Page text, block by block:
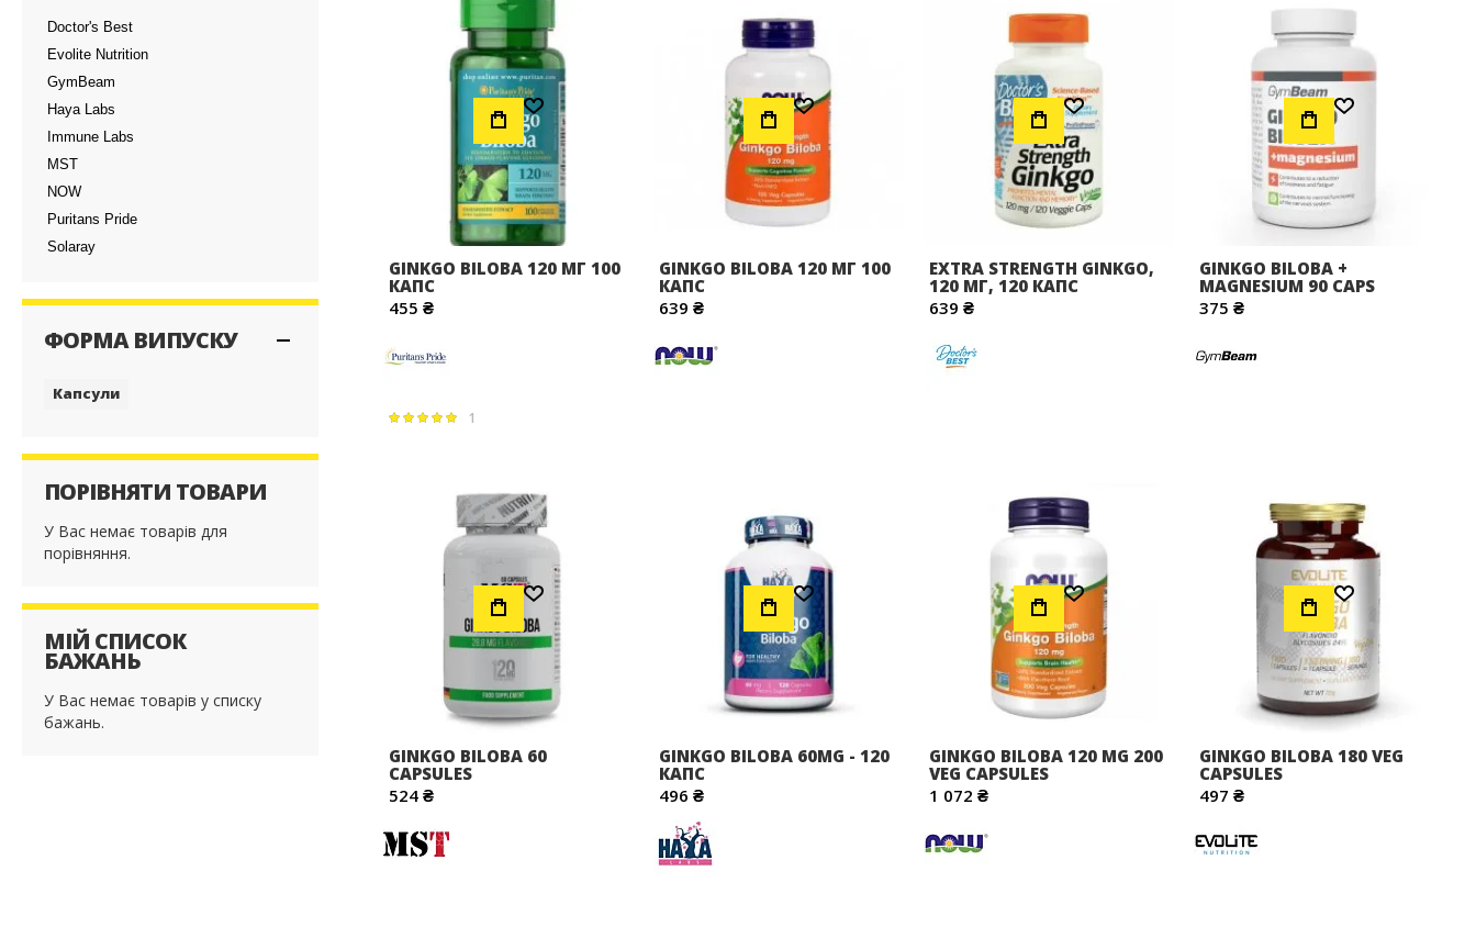
Додати до Списку Бажань
GINKGO BILOBA 120 МГ 100
КАПС
455 ₴
Рейтинг: 1
Додати до Списку Бажань
GINKGO BILOBA 120 МГ 100
КАПС
639 ₴
Додати до Списку Бажань
EXTRA STRENGTH GINKGO,
120 МГ, 120 КАПС
639 ₴
Додати до Списку Бажань
GINKGO BILOBA +
MAGNESIUM 90 CAPS
375 ₴
Додати до Списку Бажань
GINKGO BILOBA 60
CAPSULES
524 ₴
Додати до Списку Бажань
GINKGO BILOBA 60MG - 120
КАПС
496 ₴
Додати до Списку Бажань
GINKGO BILOBA 120 MG 200
VEG CAPSULES
1 072 ₴
Додати до Списку Бажань
GINKGO BILOBA 180 VEG
CAPSULES
497 ₴
Doctor's Best
Evolite Nutrition
GymBeam
Haya Labs
Immune Labs
MST
NOW
Puritans Pride
Solaray
ФОРМА ВИПУСКУ
Капсули
ПОРІВНЯТИ ТОВАРИ
У Вас немає товарів для
порівняння.
МІЙ СПИСОК
БАЖАНЬ
У Вас немає товарів у списку
бажань.